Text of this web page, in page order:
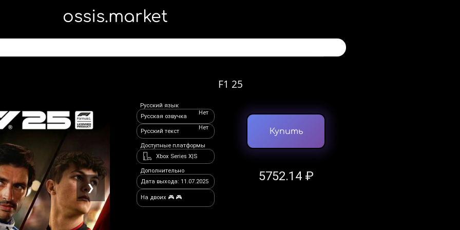
ossis.market
❯
F1 25
Русский язык
Русская озвучка
Нет
Русский текст
Нет
Доступные платформы
Xbox Series X|S
Дополнительно
Дата выхода: 11.07.2025
На двоих 🎮 🎮
Купить
5752.14 ₽